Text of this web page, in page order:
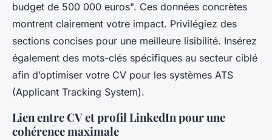
budget de 500 000 euros". Ces données concrètes
montrent clairement votre impact. Privilégiez des
sections concises pour une meilleure lisibilité. Insérez
également des mots-clés spécifiques au secteur ciblé
afin d’optimiser votre CV pour les systèmes ATS
(Applicant Tracking System).
Lien entre CV et profil LinkedIn pour une
cohérence maximale